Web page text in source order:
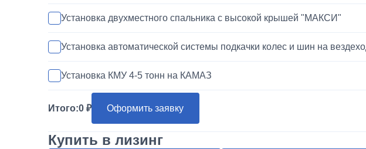
Установка двухместного спальника с высокой крышей "МАКСИ"
Установка автоматической системы подкачки колес и шин на
Установка КМУ 4-5 тонн на КАМАЗ
Установка запасного колеса на КАМАЗ
Итого:0 Оформить заявку
Купить в лизинг